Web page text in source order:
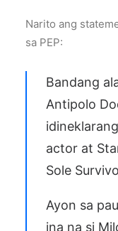
Narito ang
sa PEP:
Bandang
Antipolo
actor at
Sole
Ayon sa
ina na si